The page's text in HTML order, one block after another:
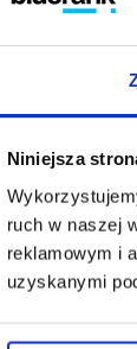
Niniejsza
ruch w naszej
reklamowym i
uzyskanymi